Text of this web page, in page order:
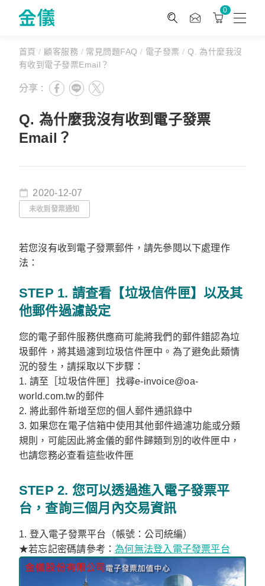
0
首頁/ 顧客服務 /常見問題FAQ/ 電子發票/ Q. 為什麼我沒
有收到電子發票Email？
分享 :
Q. 為什麼我沒有收到電子發票
Email？
2020-12-07
未收到發票通知
若您沒有收到電子發票郵件，請先參閱以下處理作
法：
STEP 1. 請查看【垃圾信件匣】以及其
他郵件過濾設定
您的電子郵件服務供應商可能將我們的郵件錯認為垃
圾郵件，將其過濾到垃圾信件匣中。為了避免此類情
況的發生，請採取以下步驟：
1. 請至［垃圾信件匣］找尋e-invoice@oa-
world.com.tw的郵件
2. 將此郵件新增至您的個人郵件通訊錄中
3. 如果您在電子信箱中使用其他郵件過濾功能或分類
規則，可能因此將金儀的郵件歸類到別的收件匣中，
也請您務必查看這些收件匣
STEP 2. 您可以透過進入電子發票平
台，查詢三個月內交易資訊
1. 登入電子發票平台（帳號：公司統編）
★若忘記密碼請參考：為何無法登入電子發票平台